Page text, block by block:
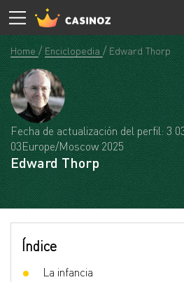
Home Enciclopedia Edward Thorp
Fecha de actualización del perfil: 3
03Europe/Moscow 2025
Edward Thorp
Índice
La infancia